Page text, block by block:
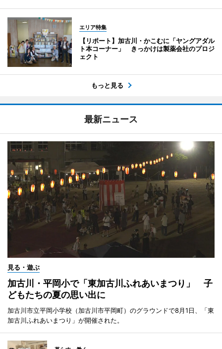
エリア特集
【リポート】加古川・かこむに「ヤングアダル
ト本コーナー」 きっかけは製薬会社のプロジ
ェクト
もっと見る
最新ニュース
見る・遊ぶ
加古川・平岡小で「東加古川ふれあいまつり」 子
どもたちの夏の思い出に
加古川市立平岡小学校（加古川市平岡町）のグラウンドで8月1日、「東
加古川ふれあいまつり」が開催された。